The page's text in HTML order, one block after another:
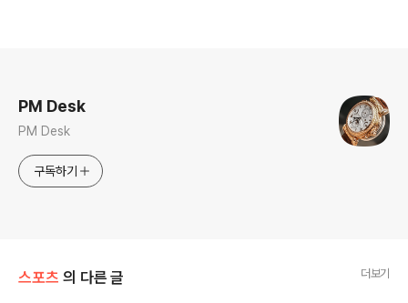
PM Desk
PM Desk
구독하기
스포츠 의 다른 글 더보기